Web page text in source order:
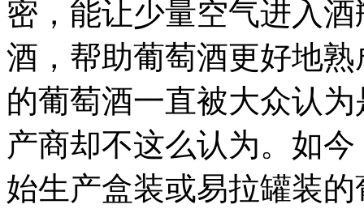
密，能让少量空气进入
酒，帮助葡萄酒更好地
的葡萄酒一直被大众认
产商却不这么认为。如
始生产盒装或易拉罐装